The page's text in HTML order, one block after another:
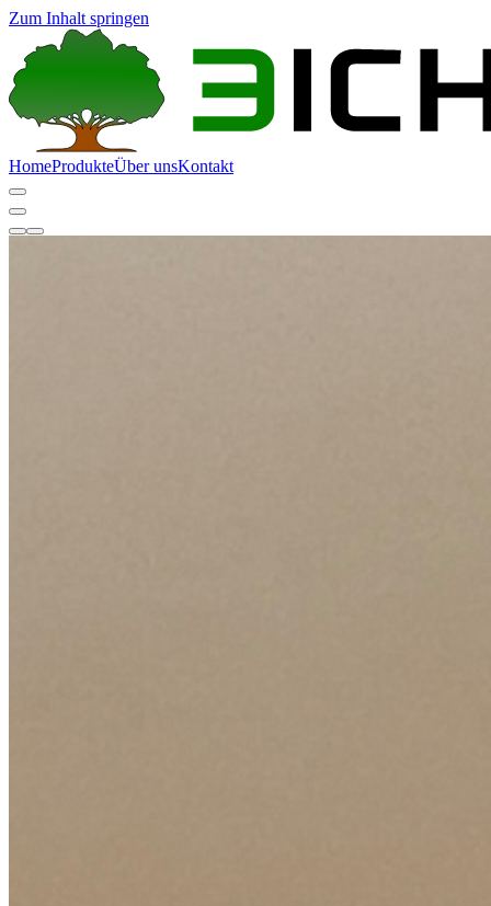
Zum Inhalt springen
HomeProdukteÜber unsKontakt